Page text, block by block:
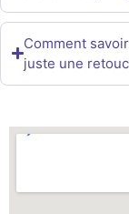
Comment
juste une